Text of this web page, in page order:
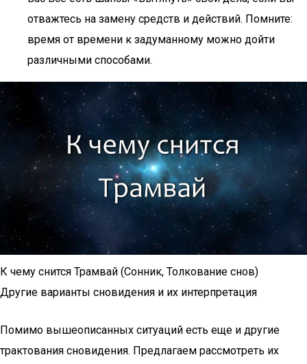
отважтесь на замену средств и действий. Помните:
время от времени к задуманному можно дойти
различными способами.
К чему снится Трамвай (Сонник, Толкование снов)
Другие варианты сновидения и их интерпретация
Помимо вышеописанных ситуаций есть еще и другие
трактования сновидения. Предлагаем рассмотреть их